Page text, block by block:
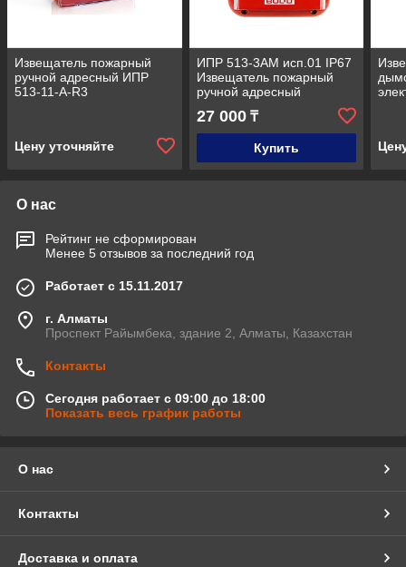
Извещатель пожарный
ручной адресный ИПР
513-11-А-R3
Цену уточняйте
ИПР 513-3АМ исп.01 IP67
Извещатель пожарный
ручной адресный
27 000₸
Купить
О нас
Рейтинг не сформирован
Менее 5 отзывов за последний год
Работает с 15.11.2017
г. Алматы
Проспект Райымбека, здание 2, Алматы, Казахстан
Контакты
Сегодня работает с 09:00 до 18:00
Показать весь график работы
О нас
Контакты
Доставка и оплата